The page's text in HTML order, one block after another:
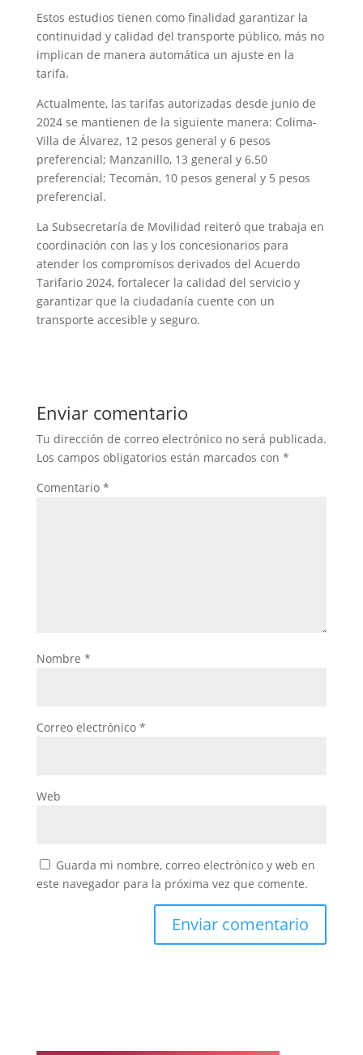
Estos estudios tienen como finalidad garantizar la
continuidad y calidad del transporte público, más no
implican de manera automática un ajuste en la
tarifa.
Actualmente, las tarifas autorizadas desde junio de
2024 se mantienen de la siguiente manera: Colima-
Villa de Álvarez, 12 pesos general y 6 pesos
preferencial; Manzanillo, 13 general y 6.50
preferencial; Tecomán, 10 pesos general y 5 pesos
preferencial.
La Subsecretaría de Movilidad reiteró que trabaja en
coordinación con las y los concesionarios para
atender los compromisos derivados del Acuerdo
Tarifario 2024, fortalecer la calidad del servicio y
garantizar que la ciudadanía cuente con un
transporte accesible y seguro.
Enviar comentario
Tu dirección de correo electrónico no será publicada.
Los campos obligatorios están marcados con *
Comentario *
Nombre *
Correo electrónico *
Web
Guarda mi nombre, correo electrónico y web en
este navegador para la próxima vez que comente.